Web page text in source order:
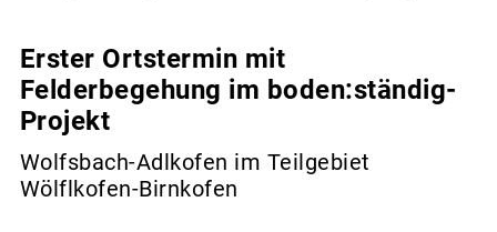
Erster Ortstermin mit
Felderbegehung im boden:ständig-
Projekt
Wolfsbach-Adlkofen im Teilgebiet
Wölflkofen-Birnkofen